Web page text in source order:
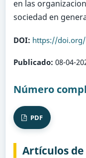
en las
sociedad en
DOI: https://doi.org/
Publicado: 08-04-
Número
PDF
Artículos